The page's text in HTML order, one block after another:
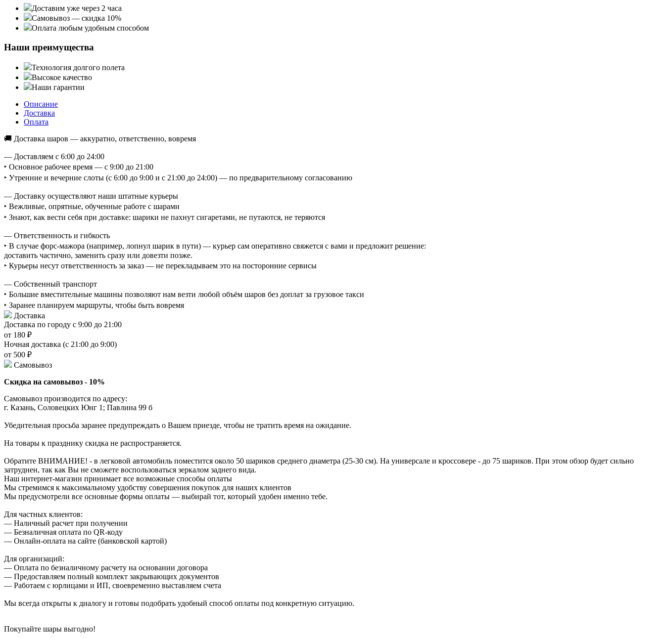
Доставим уже через 2 часа
Самовывоз — скидка 10%
Оплата любым удобным способом
Наши преимущества
Технология долгого полета
Высокое качество
Наши гарантии
Описание
Доставка
Оплата
🚚 Доставка шаров — аккуратно, ответственно, вовремя
— Доставляем с 6:00 до 24:00
‣ Основное рабочее время — с 9:00 до 21:00
‣ Утренние и вечерние слоты (с 6:00 до 9:00 и с 21:00 до 24:00) — по предварительному согласованию
— Доставку осуществляют наши штатные курьеры
‣ Вежливые, опрятные, обученные работе с шарами
‣ Знают, как вести себя при доставке: шарики не пахнут сигаретами, не путаются, не теряются
— Ответственность и гибкость
‣ В случае форс-мажора (например, лопнул шарик в пути) — курьер сам оперативно свяжется с вами и предложит решение:
доставить частично, заменить сразу или довезти позже.
‣ Курьеры несут ответственность за заказ — не перекладываем это на посторонние сервисы
— Собственный транспорт
‣ Большие вместительные машины позволяют нам везти любой объём шаров без доплат за грузовое такси
‣ Заранее планируем маршруты, чтобы быть вовремя
Доставка
Доставка по городу с 9:00 до 21:00
от 180 ₽
Ночная доставка (с 21:00 до 9:00)
от 500 ₽
Самовывоз
Скидка на самовывоз - 10%
Самовывоз производится по адресу:
г. Казань, Соловецких Юнг 1; Павлина 99 б
Убедительная просьба заранее предупреждать о Вашем приезде, чтобы не тратить время на ожидание.
На товары к празднику скидка не распространяется.
Обратите ВНИМАНИЕ! - в легковой автомобиль поместится около 50 шариков среднего диаметра (25-30 см). На универсале и кроссовере - до 75 шариков. При этом обзор будет сильно
затруднен, так как Вы не сможете воспользоваться зеркалом заднего вида.
Наш интернет-магазин принимает все возможные способы оплаты
Мы стремимся к максимальному удобству совершения покупок для наших клиентов
Мы предусмотрели все основные формы оплаты — выбирай тот, который удобен именно тебе.
Для частных клиентов:
— Наличный расчет при получении
— Безналичная оплата по QR-коду
— Онлайн-оплата на сайте (банковской картой)
Для организаций:
— Оплата по безналичному расчету на основании договора
— Предоставляем полный комплект закрывающих документов
— Работаем с юрлицами и ИП, своевременно выставляем счета
Мы всегда открыты к диалогу и готовы подобрать удобный способ оплаты под конкретную ситуацию.
Покупайте шары выгодно!